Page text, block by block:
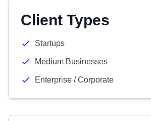
Client Types
Startups
Medium Businesses
Enterprise / Corporate